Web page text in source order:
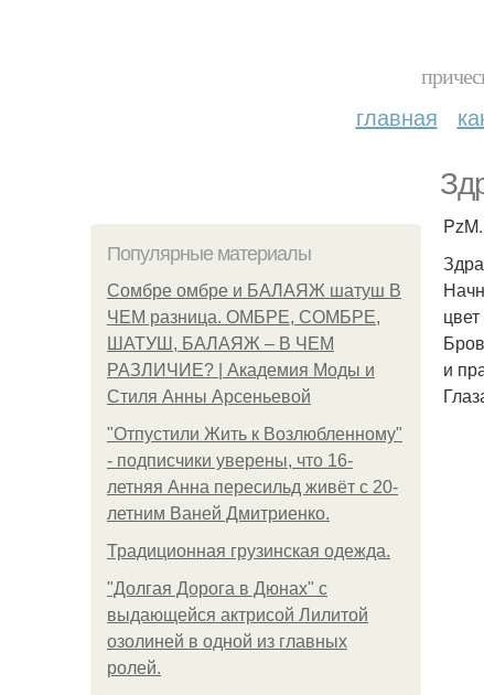
главная
Популярные материалы
Сомбре омбре и БАЛАЯЖ шатуш В
ЧЕМ разница. ОМБРЕ, СОМБРЕ,
ШАТУШ, БАЛАЯЖ – В ЧЕМ
РАЗЛИЧИЕ? | Академия Моды и
Стиля Анны Арсеньевой
"Отпустили Жить к Возлюбленному"
- подписчики уверены, что 16-
летняя Анна пересильд живёт с 20-
летним Ваней Дмитриенко.
Традиционная грузинская одежда.
"Долгая Дорога в Дюнах" с
выдающейся актрисой Лилитой
озолиней в одной из главных
ролей.
PzM.
и